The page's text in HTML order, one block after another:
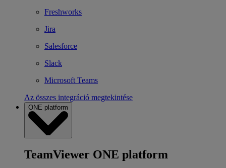
Freshworks
Jira
Salesforce
Slack
Microsoft Teams
Az összes integráció megtekintése
ONE platform
TeamViewer ONE platform